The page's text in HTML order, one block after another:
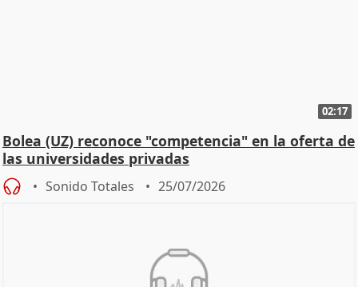
02:17
Bolea (UZ) reconoce "competencia" en la oferta de
las universidades privadas
Sonido Totales 25/07/2026